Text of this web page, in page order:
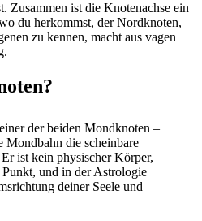
Zusammen ist die Knotenachse ein
du herkommst, der Nordknoten,
zu kennen, macht aus vagen
der beiden Mondknoten –
Mondbahn die scheinbare
ist kein physischer Körper,
Punkt, und in der Astrologie
deiner Seele und